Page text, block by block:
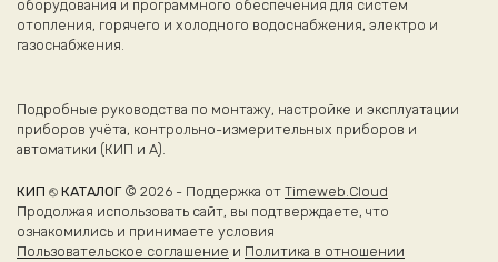
оборудования и программного обеспечения для систем
отопления, горячего и холодного водоснабжения, электро и
газоснабжения.
Подробные руководства по монтажу, настройке и эксплуатации
приборов учёта, контрольно-измерительных приборов и
автоматики (КИП и А).
КИП ⎋ КАТАЛОГ© 2026 - Поддержка от Timeweb.Cloud
Продолжая использовать сайт, вы подтверждаете, что
ознакомились и принимаете условия
Пользовательское соглашение и Политика в отношении